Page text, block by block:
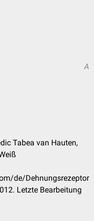
A
Tabea van Hauten,
de/Dehnungsrezeptor
Letzte Bearbeitung